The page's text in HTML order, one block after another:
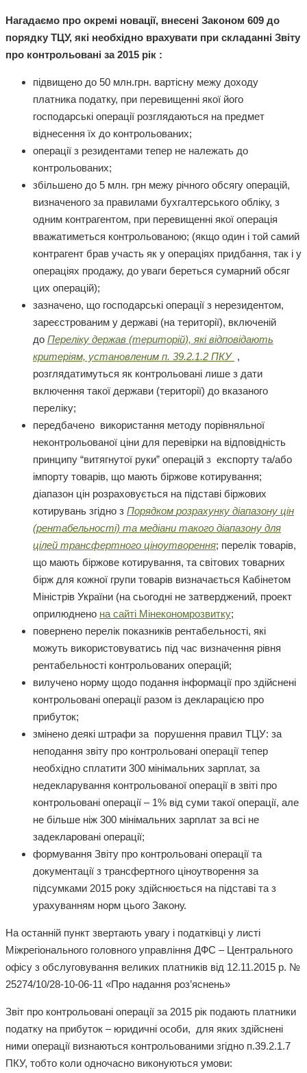
Нагадаємо про окремі новації, внесені Законом 609 до
порядку ТЦУ, які необхідно врахувати при складанні Звіту
про контрольовані за 2015 рік :
підвищено до 50 млн.грн. вартісну межу доходу
платника податку, при перевищенні якої його
господарські операції розглядаються на предмет
віднесення їх до контрольованих;
операції з резидентами тепер не належать до
контрольованих;
збільшено до 5 млн. грн межу річного обсягу операцій,
визначеного за правилами бухгалтерського обліку, з
одним контрагентом, при перевищенні якої операція
вважатиметься контрольованою; (якщо один і той самий
контрагент брав участь як у операціях придбання, так і у
операціях продажу, до уваги береться сумарний обсяг
цих операцій);
зазначено, що господарські операції з нерезидентом,
зареєстрованим у державі (на території), включеній
до Переліку держав (територій), які відповідають
критеріям, установленим п. 39.2.1.2 ПКУ ,
розглядатимуться як контрольовані лише з дати
включення такої держави (території) до вказаного
переліку;
передбачено використання методу порівняльної
неконтрольованої ціни для перевірки на відповідність
принципу “витягнутої руки” операцій з експорту та/або
імпорту товарів, що мають біржове котирування;
діапазон цін розраховується на підставі біржових
котирувань згідно з Порядком розрахунку діапазону цін
(рентабельності) та медіани такого діапазону для
цілей трансфертного ціноутворення; перелік товарів,
що мають біржове котирування, та світових товарних
бірж для кожної групи товарів визначається Кабінетом
Міністрів України (на сьогодні не затверджений, проект
оприлюднено на сайті Мінекономрозвитку;
повернено перелік показників рентабельності, які
можуть використовуватись під час визначення рівня
рентабельності контрольованих операцій;
вилучено норму щодо подання інформації про здійснені
контрольовані операції разом із декларацією про
прибуток;
змінено деякі штрафи за порушення правил ТЦУ: за
неподання звіту про контрольовані операції тепер
необхідно сплатити 300 мінімальних зарплат, за
недекларування контрольованої операції в звіті про
контрольовані операції – 1% від суми такої операції, але
не більше ніж 300 мінімальних зарплат за всі не
задекларовані операції;
формування Звіту про контрольовані операції та
документації з трансфертного ціноутворення за
підсумками 2015 року здійснюється на підставі та з
урахуванням норм цього Закону.
На останній пункт звертають увагу і податківці у листі
Міжрегіонального головного управління ДФС – Центрального
офісу з обслуговування великих платників від 12.11.2015 р. №
25274/10/28-10-06-11 «Про надання роз’яснень»
Звіт про контрольовані операції за 2015 рік подають платники
податку на прибуток – юридичні особи, для яких здійснені
ними операції визнаються контрольованими згідно п.39.2.1.7
ПКУ, тобто коли одночасно виконуються умови: